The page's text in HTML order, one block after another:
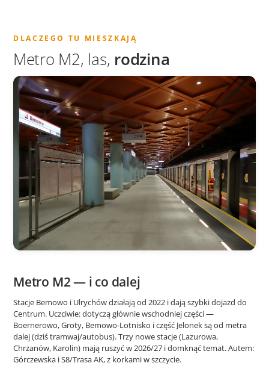
DLACZEGO TU MIESZKAJĄ
Metro M2, las, rodzina
Metro M2 — i co dalej
Stacje Bemowo i Ulrychów działają od 2022 i dają szybki dojazd do
Centrum. Uczciwie: dotyczą głównie wschodniej części —
Boernerowo, Groty, Bemowo-Lotnisko i część Jelonek są od metra
dalej (dziś tramwaj/autobus). Trzy nowe stacje (Lazurowa,
Chrzanów, Karolin) mają ruszyć w 2026/27 i domknąć temat. Autem:
Górczewska i S8/Trasa AK, z korkami w szczycie.